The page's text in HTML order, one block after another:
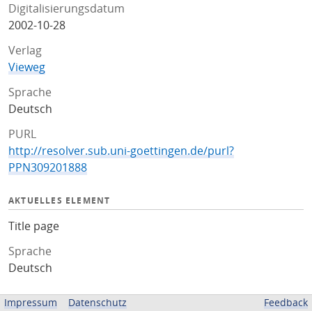
Digitalisierungsdatum
2002-10-28
Verlag
Vieweg
Sprache
Deutsch
PURL
http://resolver.sub.uni-goettingen.de/purl?
PPN309201888
AKTUELLES ELEMENT
Title page
Sprache
Deutsch
ZUGEHÖRIGE QUELLEN
Impressum Datenschutz Feedback